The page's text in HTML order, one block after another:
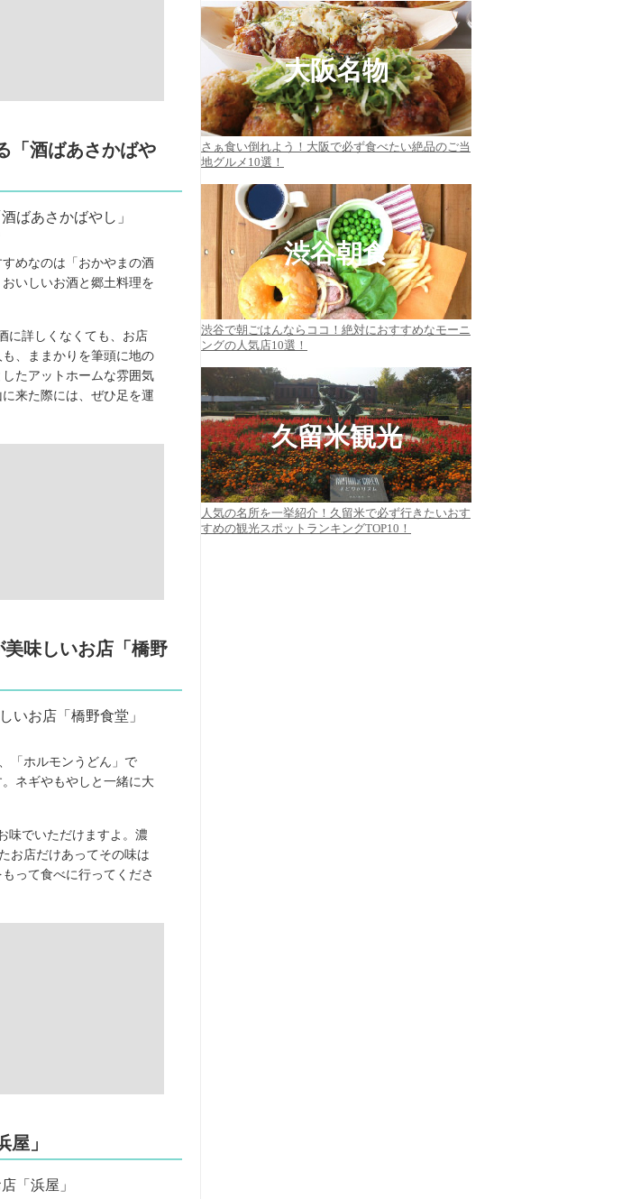
「酒ばあさかばや
めなのは「おかやまの酒
いしいお酒と郷土料理を
に詳しくなくても、お店
、ままかりを筆頭に地の
たアットホームな雰囲気
来た際には、ぜひ足を運
味しいお店「橋野
「ホルモンうどん」で
ネギやもやしと一緒に大
味でいただけますよ。濃
お店だけあってその味は
って食べに行ってくださ
」
大阪名物
さぁ食い倒れよう！大阪で必ず食べたい絶品のご当
地グルメ10選！
渋谷朝食
渋谷で朝ごはんならココ！絶対におすすめなモーニ
ングの人気店10選！
久留米観光
人気の名所を一挙紹介！久留米で必ず行きたいおす
すめの観光スポットランキングTOP10！